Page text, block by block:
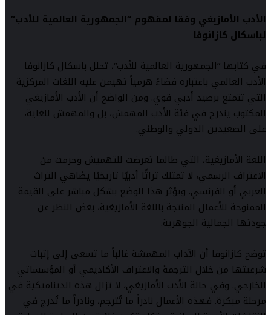
الأدب الأمازيغي وفقا لمفهوم “الجمهورية العالمية للأدب”
لباسكال كازانوفا
في كتابها ”الجمهورية العالمية للأدب“، تحلل باسكال كازانوفا
الأدب العالمي باعتباره فضاءً هرمياً تهيمن عليه اللغات المركزية
التي تتمتع برصيد أدبي قوي. ومن الواضح أن الأدب الأمازيغي
المكتوب يندرج في فئة الأدب المهمش، بل والمهمش للغاية،
على الصعيدين الدولي والوطني.
اللغة الأمازيغية، التي طالما تعرضت للتهميش وحرمت من
الاعتراف الرسمي، لا تمتلك تراثًا أدبيًا تاريخيًا يضاهي التراث
العربي أو الفرنسي. ويؤثر هذا الوضع بشكل مباشر على القيمة
الممنوحة للأعمال المنتجة باللغة الأمازيغية، بغض النظر عن
جودتها الجمالية الجوهرية.
توضح كازانوفا أن الآداب المهمشة غالباً ما تسعى إلى إثبات
شرعيتها من خلال الترجمة والاعتراف الأكاديمي أو المؤسساتي
الخارجي. وفي حالة الأدب الأمازيغي، لا تزال هذه الديناميكية في
مرحلة مبكرة. فهذه الأعمال نادراً ما تُترجم، ونادراً ما تُدرج في